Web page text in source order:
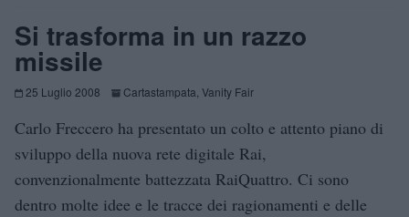
Si trasforma in un razzo
missile
25 Luglio 2008 Cartastampata Vanity Fair
Carlo Freccero ha presentato un colto e attento piano di
sviluppo della nuova rete digitale Rai,
convenzionalmente battezzata RaiQuattro. Ci sono
dentro molte idee e le tracce dei ragionamenti e delle